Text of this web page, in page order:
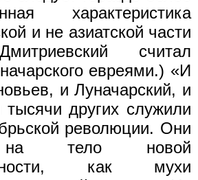
характеристика
и не азиатской части
считал
евреями.) «И
и Луначарский, и
других служили
революции. Они
на тело новой
как мухи